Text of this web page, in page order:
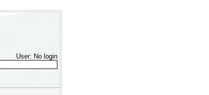
User: No login